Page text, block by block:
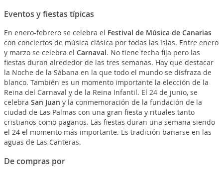
Eventos y fiestas típicas
En enero-febrero se celebra el Festival de Música de Canarias
con conciertos de música clásica por todas las islas. Entre enero
y marzo se celebra el Carnaval. No tiene fecha fija pero las
fiestas duran alrededor de las tres semanas. Hay que destacar
la Noche de la Sábana en la que todo el mundo se disfraza de
blanco. También es un momento importante la elección de la
Reina del Carnaval y de la Reina Infantil. El 24 de junio, se
celebra San Juan y la conmemoración de la fundación de la
ciudad de Las Palmas con una gran fiesta y rituales tanto
cristianos como paganos. Las fiestas duran una semana siendo
el 24 el momento más importante. Es tradición bañarse en las
aguas de Las Canteras.
De compras por